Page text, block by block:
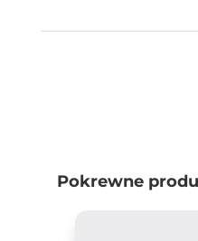
Pokrewne